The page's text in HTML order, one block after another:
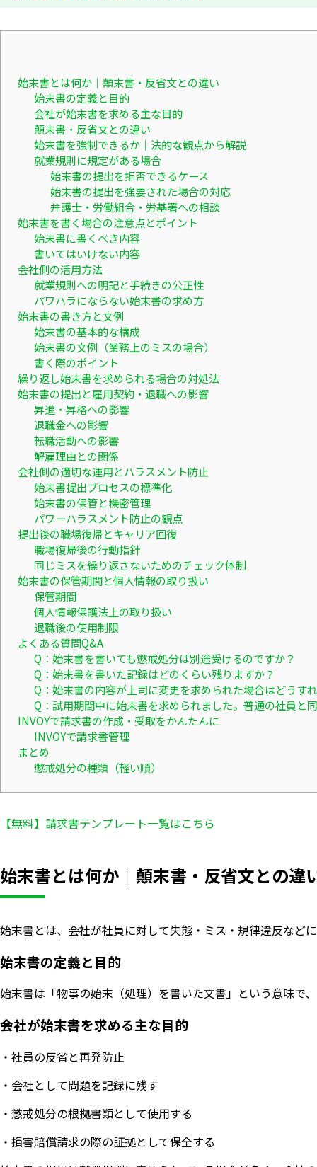
始末書とは何か｜顛末書・反省文との違い
始末書の定義と目的
会社が始末書を求める主な目的
顛末書・反省文との違い
始末書を強制できるか｜法的な観点から解説
就業規則に規定がある場合
始末書の提出を拒否できるケース
始末書の提出を強要された場合の対応
弁護士・労働組合・労基署への相談
始末書を書く場合の注意点とポイント
始末書に書くべき内容
書いてはいけない内容
会社側の活用方法
就業規則への明記と手続きの公正性
パワハラにならない始末書の求め方
始末書の書き方と文例
始末書の基本的な構成
始末書の文例（業務上のミスの場合）
書く際のポイント
繰り返し始末書を求められる場合の対処法
始末書の提出と雇用契約・退職への影響
昇進・昇格への影響
退職金への影響
転職活動への影響
解雇理由との関係
会社側の適切な運用とハラスメント防止
始末書提出プロセスの標準化
始末書の保管と機密管理
パワーハラスメント防止の観点
提出後の職場復帰とキャリア回復
職場復帰後の行動指針
同じミスを繰り返さないためのチェック体制
始末書の保管期間と個人情報の取り扱い
保管期間
個人情報保護法上の取り扱い
退職後の使用制限
よくある質問Q&A
Q：始末書を書いても懲戒処分は別途受けるのですか？
Q：始末書を書いた記録はどのくらい残りますか？
Q：始末書の内容が上司に変更を求められた場合はどうす
Q：試用期間中に始末書を求められました。普通の社員と
INVOYで請求書の作成・受取をかんたんに
INVOYで請求書管理
まとめ
懲戒処分の種類（軽い順）
【無料】請求書テンプレート一覧はこちら
始末書とは何か｜顛末書・反省文との違
始末書とは、会社が社員に対して失態・ミス・規律違反など
始末書の定義と目的
始末書は「物事の始末（処理）を書いた文書」という意味で
会社が始末書を求める主な目的
・社員の反省と再発防止
・会社として問題を記録に残す
・懲戒処分の根拠書類として使用する
・損害賠償請求の際の証拠として保全する